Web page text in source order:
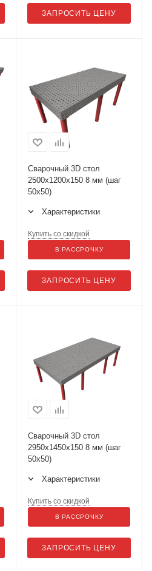
ЗАПРОСИТЬ ЦЕНУ
Сварочный 3D стол
2500х1200х150 8 мм (шаг
50х50)
Характеристики
ЗАПРОСИТЬ ЦЕНУ
Купить со скидкой
В РАССРОЧКУ
Сварочный 3D стол
2950х1450х150 8 мм (шаг
50х50)
Характеристики
ЗАПРОСИТЬ ЦЕНУ
Купить со скидкой
В РАССРОЧКУ